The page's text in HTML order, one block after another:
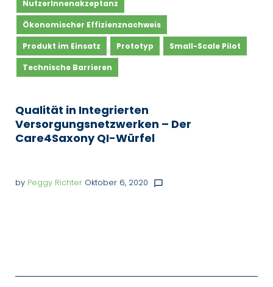
NutzerInnenakzeptanz
Ökonomischer Effizienznachweis
Produkt im Einsatz Prototyp Small-Scale Pilot
Technische Barrieren
Qualität in Integrierten
Versorgungsnetzwerken – Der
Care4Saxony QI-Würfel
by Peggy Richter Oktober 6, 2020 chat_bubble_outline